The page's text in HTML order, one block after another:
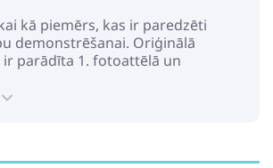
SLK Nordic Blue Bērnu
kā piemērs, kas ir paredzēti
demonstrēšanai. Oriģinālā
parādīta 1. fotoattēlā un